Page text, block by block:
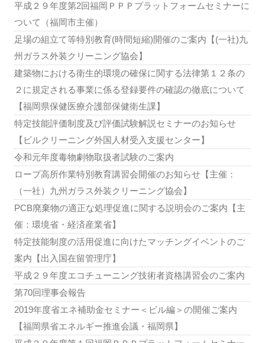
平成２９年度第2回福岡ＰＰＰプラットフォームセミナーに
ついて（福岡市主催）
足場の組立て等特別教育(時間短縮)開催のご案内【(一社)九
州ガラス外装クリーニング協会】
建築物における衛生的環境の確保に関する法律第１２条の
２に規定される事業に係る登録要件の確認の徹底について
【福岡県保健医療介護部保健衛生課】
特定技能評価制度及び評価試験解説セミナーのお知らせ
【ビルクリーニング外国人材受入支援センター】
令和元年度毒物劇物取扱者試験のご案内
ロープ高所作業特別教育講習会開催のお知らせ【主催：
（一社）九州ガラス外装クリーニング協会】
PCB廃棄物の適正な処理促進に関する説明会のご案内【主
催：環境省・経済産業省】
特定技能制度の活用促進に向けたマッチングイベントのご
案内【出入国在留管理庁】
平成２９年度エコチューニング技術者資格講習会のご案内
第70回理事会報告
2019年度省エネ補助金セミナー＜ビル編＞の開催ご案内
【福岡県省エネルギー推進会議・福岡県】